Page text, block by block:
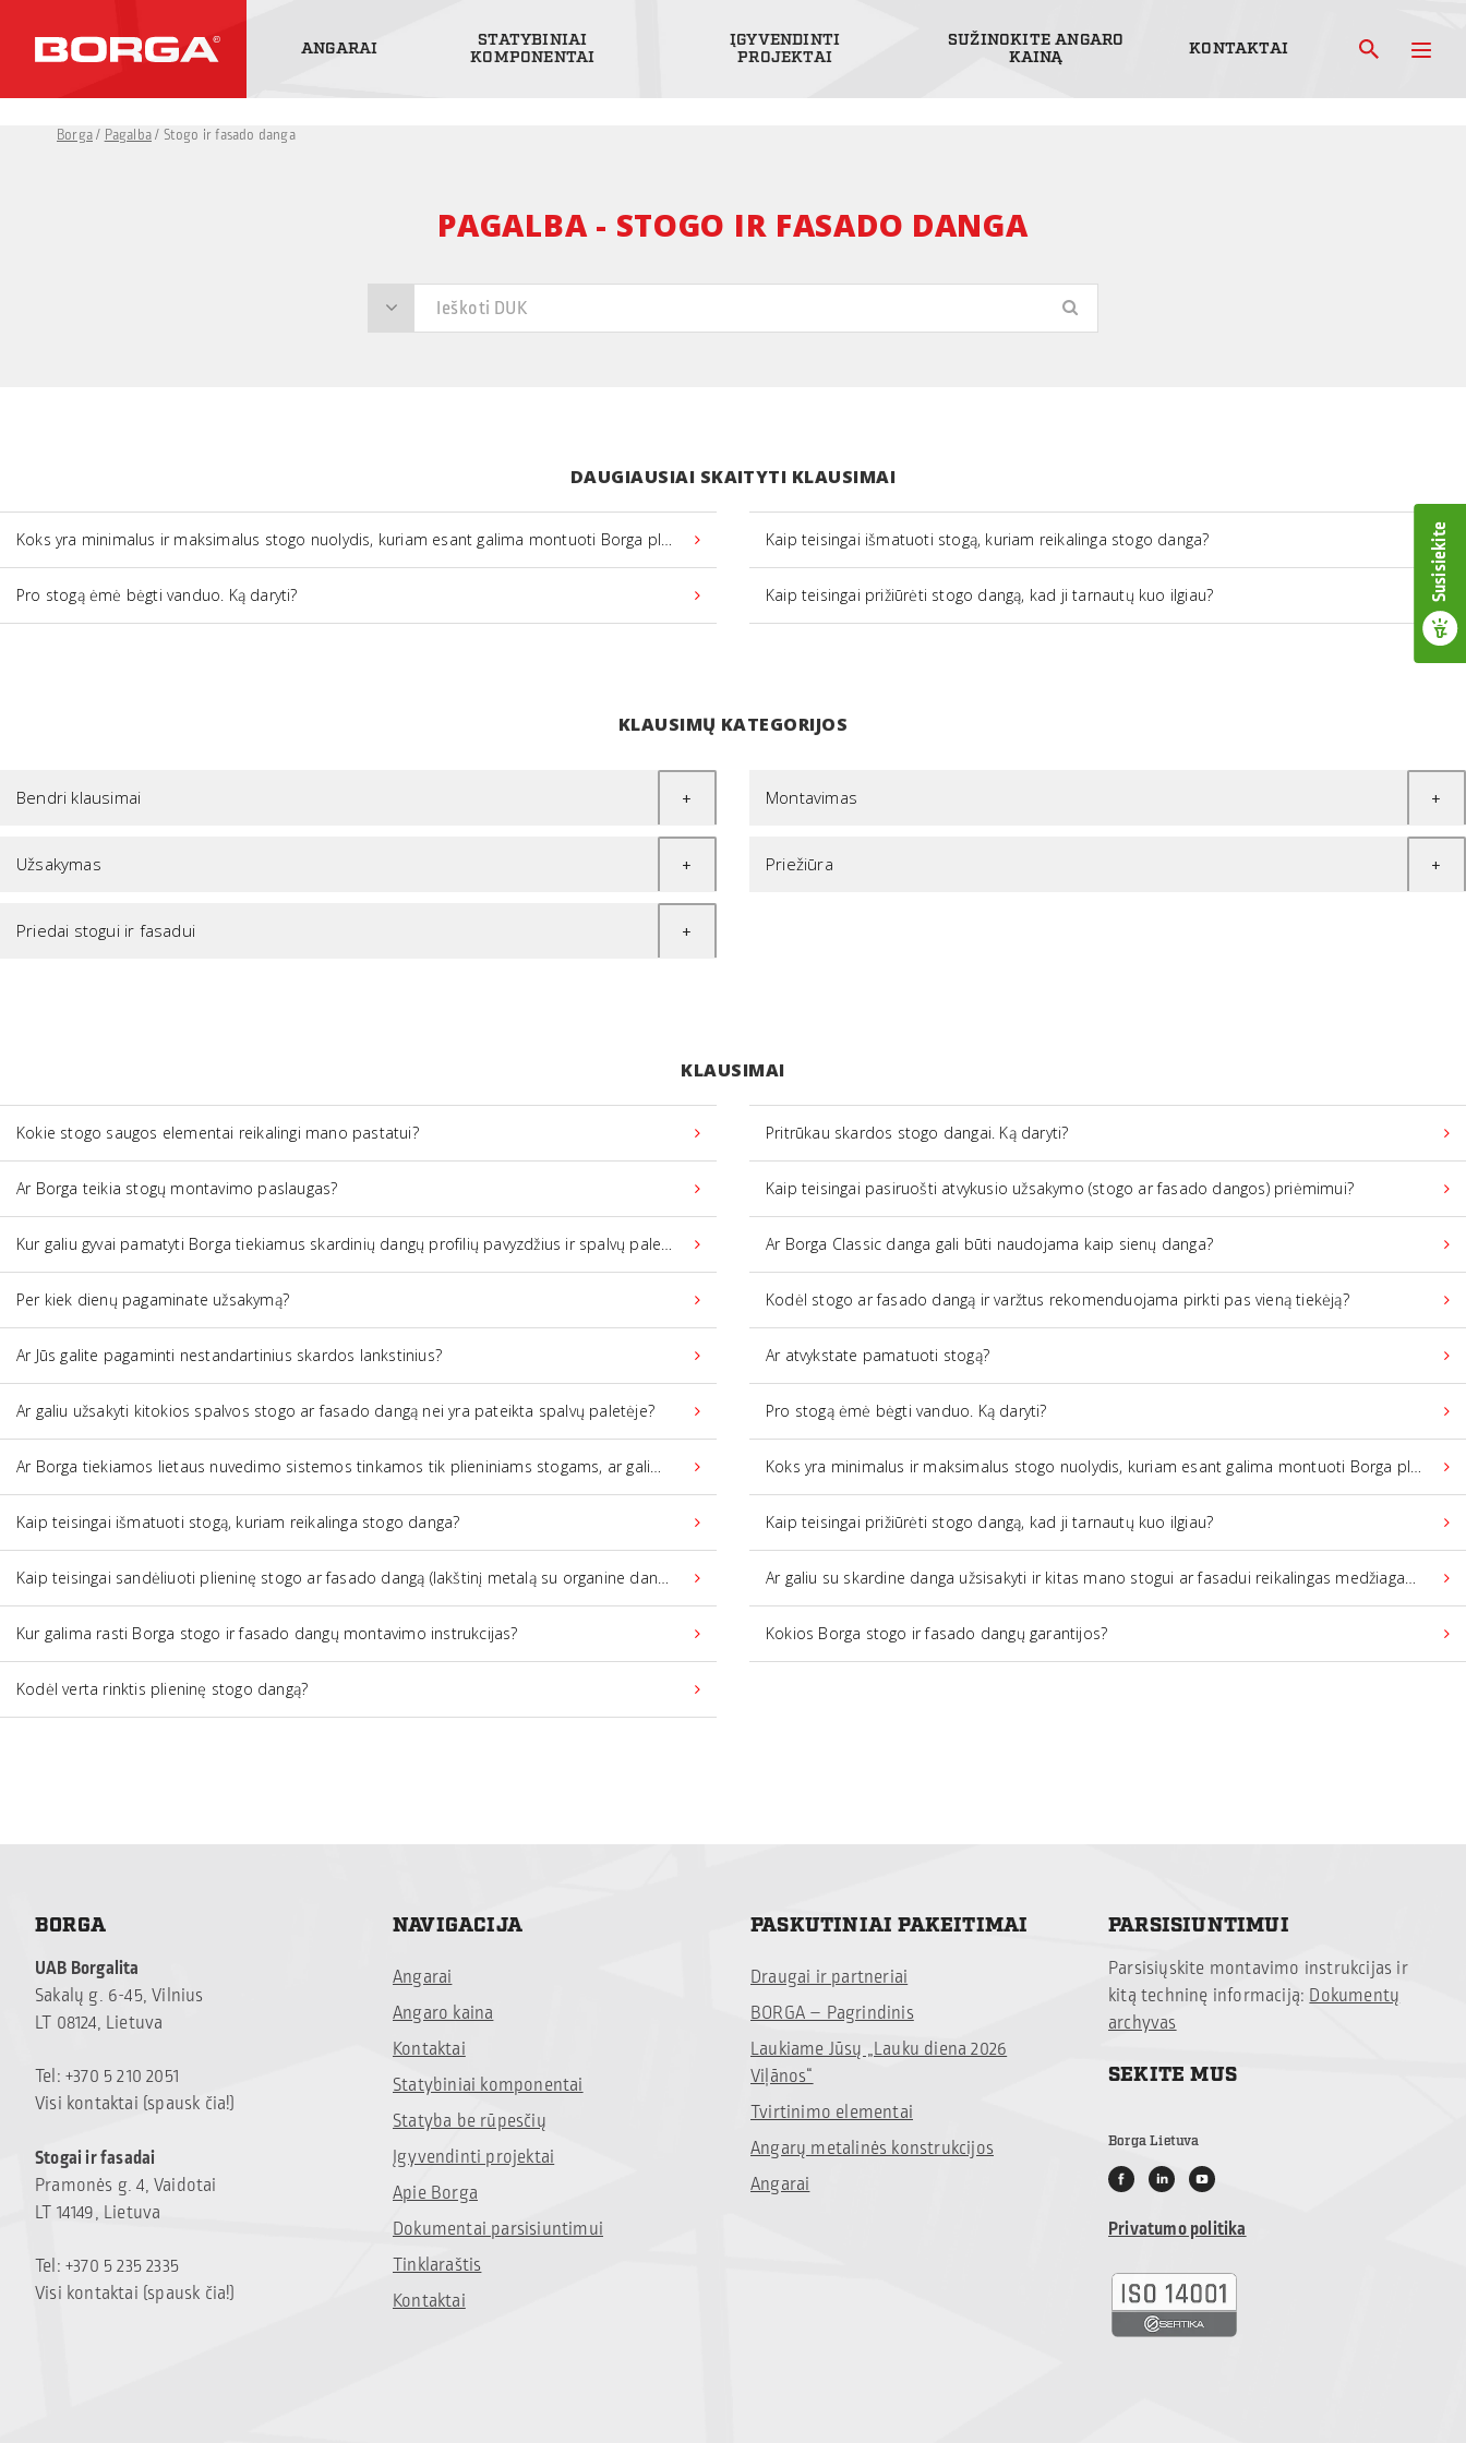
ANGARAI
STATYBINIAI
KOMPONENTAI
ĮGYVENDINTI
PROJEKTAI
SUŽINOKITE ANGARO
KAINĄ
KONTAKTAI
Susisiekite
Borga/ Pagalba/ Stogo ir fasado danga
PAGALBA - STOGO IR FASADO DANGA
DAUGIAUSIAI SKAITYTI KLAUSIMAI
Koks yra minimalus ir maksimalus stogo nuolydis, kuriam esant galima montuoti Borga plieninę stogo dangą? Kaip teisingai išmatuoti stogą, kuriam reikalinga stogo danga?
Pro stogą ėmė bėgti vanduo. Ką daryti? Kaip teisingai prižiūrėti stogo dangą, kad ji tarnautų kuo ilgiau?
KLAUSIMŲ KATEGORIJOS
Bendri klausimai
Užsakymas
Priedai stogui ir fasadui
Montavimas
Priežiūra
KLAUSIMAI
Kokie stogo saugos elementai reikalingi mano pastatui? Pritrūkau skardos stogo dangai. Ką daryti?
Ar Borga teikia stogų montavimo paslaugas? Kaip teisingai pasiruošti atvykusio užsakymo (stogo ar fasado dangos) priėmimui?
Kur galiu gyvai pamatyti Borga tiekiamus skardinių dangų profilių pavyzdžius ir spalvų paletes? Ar Borga Classic danga gali būti naudojama kaip sienų danga?
Per kiek dienų pagaminate užsakymą? Kodėl stogo ar fasado dangą ir varžtus rekomenduojama pirkti pas vieną tiekėją?
Ar Jūs galite pagaminti nestandartinius skardos lankstinius? Ar atvykstate pamatuoti stogą?
Ar galiu užsakyti kitokios spalvos stogo ar fasado dangą nei yra pateikta spalvų paletėje? Pro stogą ėmė bėgti vanduo. Ką daryti?
Ar Borga tiekiamos lietaus nuvedimo sistemos tinkamos tik plieniniams stogams, ar galima naudoti ir, pavyzdžiui, čerpiniams, bituminiams ir kt.? Koks yra minimalus ir maksimalus stogo nuolydis, kuriam esant galima montuoti Borga plieninę stogo dangą?
Kaip teisingai išmatuoti stogą, kuriam reikalinga stogo danga? Kaip teisingai prižiūrėti stogo dangą, kad ji tarnautų kuo ilgiau?
Kaip teisingai sandėliuoti plieninę stogo ar fasado dangą (lakštinį metalą su organine danga)? Ar galiu su skardine danga užsisakyti ir kitas mano stogui ar fasadui reikalingas medžiagas, priedus, ar turėčiau dėl to kreiptis kitur?
Kur galima rasti Borga stogo ir fasado dangų montavimo instrukcijas? Kokios Borga stogo ir fasado dangų garantijos?
Kodėl verta rinktis plieninę stogo dangą?
BORGA
UAB Borgalita
Sakalų g. 6-45, Vilnius
LT 08124, Lietuva
Tel: +370 5 210 2051
Visi kontaktai (spausk čia!)
Stogai ir fasadai
Pramonės g. 4, Vaidotai
LT 14149, Lietuva
Tel: +370 5 235 2335
Visi kontaktai (spausk čia!)
NAVIGACIJA
Angarai
Angaro kaina
Kontaktai
Statybiniai komponentai
Statyba be rūpesčių
Įgyvendinti projektai
Apie Borga
Dokumentai parsisiuntimui
Tinklaraštis
Kontaktai
PASKUTINIAI PAKEITIMAI
Draugai ir partneriai
BORGA – Pagrindinis
Laukiame Jūsų „Lauku diena 2026
Viļānos“
Tvirtinimo elementai
Angarų metalinės konstrukcijos
Angarai
PARSISIUNTIMUI
Parsisiųskite montavimo instrukcijas ir
kitą techninę informaciją:Dokumentų
archyvas
SEKITE MUS
Borga Lietuva
Privatumo politika